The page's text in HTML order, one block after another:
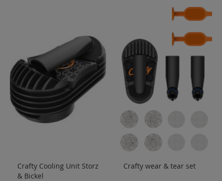
Crafty Cooling Unit Storz
& Bickel
Crafty wear & tear set